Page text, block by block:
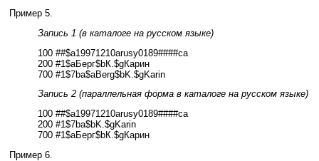
Пример 5.
Запись 1 (в каталоге на русском языке)
100 ##$a19971210arusy0189####ca
200 #1$aБерг$bК.$gКарин
700 #1$7ba$aBerg$bK.$gKarin
Запись 2 (параллельная форма в каталоге на русском языке)
100 ##$a19971210arusy0189####ca
200 #1$7ba$bK.$gKarin
700 #1$aБерг$bК.$gКарин
Пример 6.